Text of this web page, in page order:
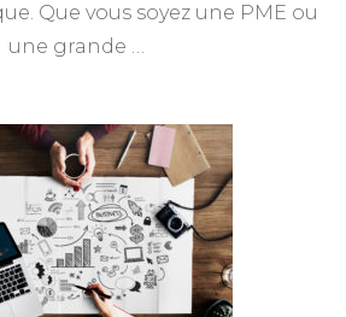
Que vous soyez une PME ou
une grande …